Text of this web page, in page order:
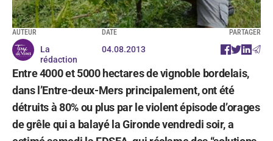
AUTEUR
La
rédaction
DATE
04.08.2013
PARTAGER
Entre 4000 et 5000 hectares de vignoble bordelais,
dans l’Entre-deux-Mers principalement, ont été
détruits à 80% ou plus par le violent épisode d’orages
de grêle qui a balayé la Gironde vendredi soir, a